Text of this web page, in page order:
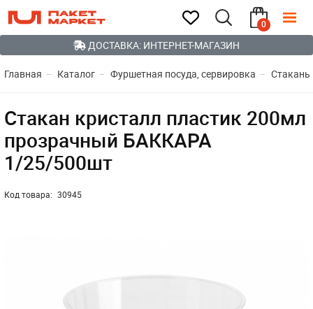
0
ДОСТАВКА: ИНТЕРНЕТ-МАГАЗИН
Главная Каталог Фуршетная посуда, сервировка
Стакан кристалл пластик 200мл
прозрачный БАККАРА
1/25/500шт
Код товара: 30945